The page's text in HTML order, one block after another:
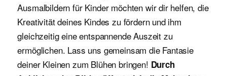
Ausmalbildern für Kinder möchten wir dir helfen, die
Kreativität deines Kindes zu fördern und ihm
gleichzeitig eine entspannende Auszeit zu
ermöglichen. Lass uns gemeinsam die Fantasie
deiner Kleinen zum Blühen bringen! Durch